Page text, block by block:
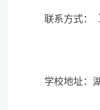
联系方式：
学校地址：